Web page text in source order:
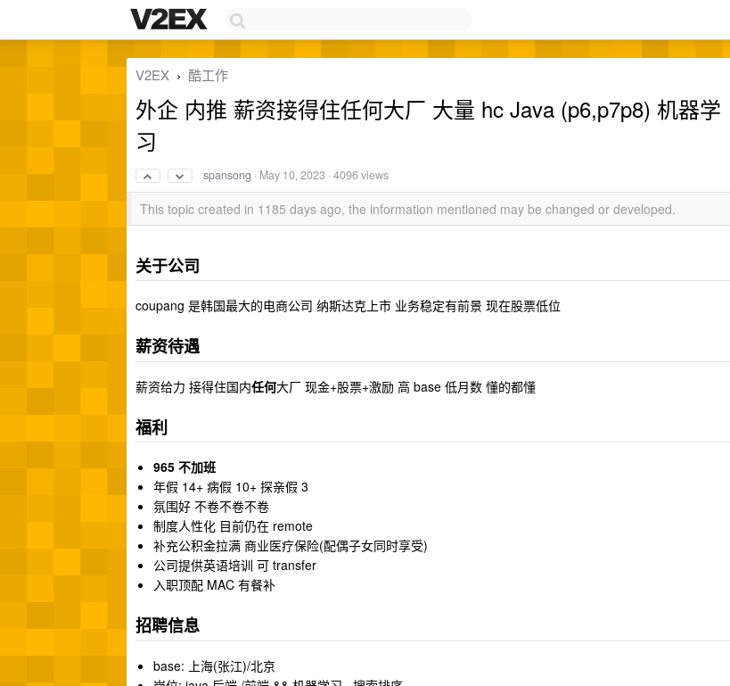
V2EX › 酷工作
外企 内推 薪资接得住任何大厂 大量 hc Java (p6,p7p8) 机器学
习
spansong · May 10, 2023 · 4096 views
This topic created in 1185 days ago, the information mentioned may be changed or developed.
关于公司
coupang 是韩国最大的电商公司 纳斯达克上市 业务稳定有前景 现在股票低位
薪资待遇
薪资给力 接得住国内任何大厂 现金+股票+激励 高 base 低月数 懂的都懂
福利
965 不加班
年假 14+ 病假 10+ 探亲假 3
氛围好 不卷不卷不卷
制度人性化 目前仍在 remote
补充公积金拉满 商业医疗保险(配偶子女同时享受)
公司提供英语培训 可 transfer
入职顶配 MAC 有餐补
招聘信息
base: 上海(张江)/北京